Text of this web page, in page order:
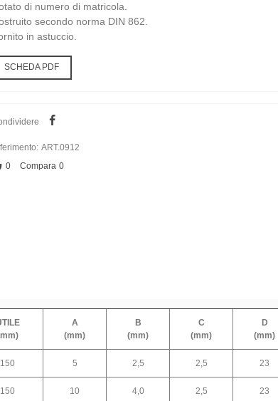
di numero di matricola.
secondo norma DIN 862.
in astuccio.
SCHEDA PDF
ART.0912
0
Compara 0
A
(mm)
B
(mm)
C
(mm)
D
(mm)
150 5 2,5 2,5 23
150 10 4,0 2,5 23